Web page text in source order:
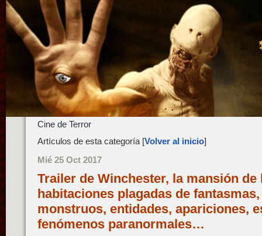
Cine de Terror
Artículos de esta categoría [Volver al inicio]
Mié 25 Oct 2017
Trailer de Winchester, la mansión de
habitaciones plagadas de
monstruos, entidades, apariciones,
fenómenos paranormales…